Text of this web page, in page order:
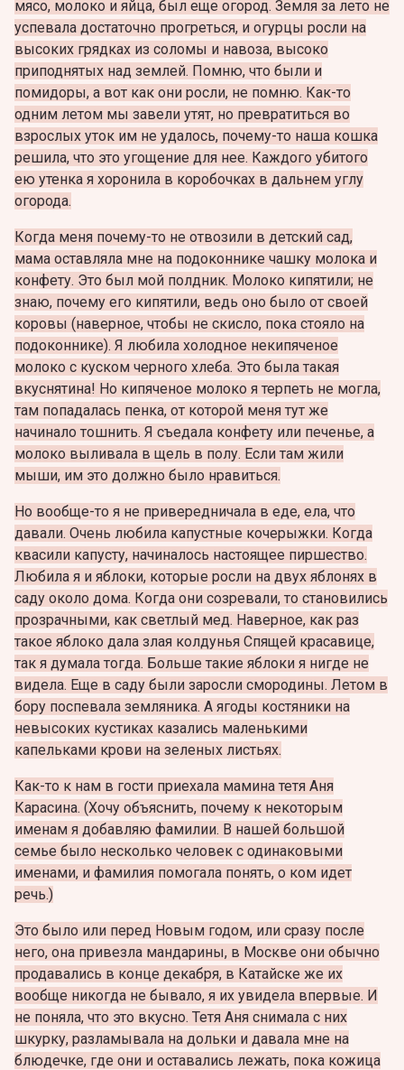
мясо, молоко и яйца, был еще огород. Земля за лето не
успевала достаточно прогреться, и огурцы росли на
высоких грядках из соломы и навоза, высоко
приподнятых над землей. Помню, что были и
помидоры, а вот как они росли, не помню. Как-то
одним летом мы завели утят, но превратиться во
взрослых уток им не удалось, почему-то наша кошка
решила, что это угощение для нее. Каждого убитого
ею утенка я хоронила в коробочках в дальнем углу
огорода.
Когда меня почему-то не отвозили в детский сад,
мама оставляла мне на подоконнике чашку молока и
конфету. Это был мой полдник. Молоко кипятили; не
знаю, почему его кипятили, ведь оно было от своей
коровы (наверное, чтобы не скисло, пока стояло на
подоконнике). Я любила холодное некипяченое
молоко с куском черного хлеба. Это была такая
вкуснятина! Но кипяченое молоко я терпеть не могла,
там попадалась пенка, от которой меня тут же
начинало тошнить. Я съедала конфету или печенье, а
молоко выливала в щель в полу. Если там жили
мыши, им это должно было нравиться.
Но вообще-то я не привередничала в еде, ела, что
давали. Очень любила капустные кочерыжки. Когда
квасили капусту, начиналось настоящее пиршество.
Любила я и яблоки, которые росли на двух яблонях в
саду около дома. Когда они созревали, то становились
прозрачными, как светлый мед. Наверное, как раз
такое яблоко дала злая колдунья Спящей красавице,
так я думала тогда. Больше такие яблоки я нигде не
видела. Еще в саду были заросли смородины. Летом в
бору поспевала земляника. А ягоды костяники на
невысоких кустиках казались маленькими
капельками крови на зеленых листьях.
Как-то к нам в гости приехала мамина тетя Аня
Карасина. (Хочу объяснить, почему к некоторым
именам я добавляю фамилии. В нашей большой
семье было несколько человек с одинаковыми
именами, и фамилия помогала понять, о ком идет
речь.)
Это было или перед Новым годом, или сразу после
него, она привезла мандарины, в Москве они обычно
продавались в конце декабря, в Катайске же их
вообще никогда не бывало, я их увидела впервые. И
не поняла, что это вкусно. Тетя Аня снимала с них
шкурку, разламывала на дольки и давала мне на
блюдечке, где они и оставались лежать, пока кожица